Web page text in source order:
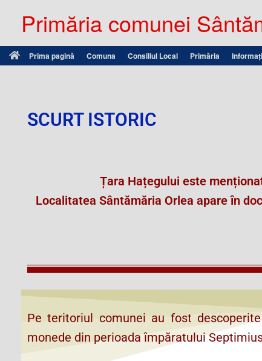
Primăria comunei
Prima pagină Comuna Consiliul Local Primăria
SCURT ISTORIC
Țara Hațegului este
Localitatea Sântămăria Orlea apare în
Pe teritoriul comunei au fost
monede din perioada împăratului